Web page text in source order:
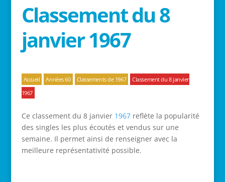
Classement du 8
janvier 1967
Accueil Années 60 Classements de 1967
Classement du 8 janvier
1967
Ce classement du 8 janvier 1967reflète la popularité
des singles les plus écoutés et vendus sur une
semaine. Il permet ainsi de renseigner avec la
meilleure représentativité possible.